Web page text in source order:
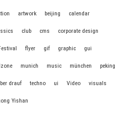
artwork beijing calendar
club cms corporate design
flyer gif graphic gui
munich music münchen peking
drauf techno ui Video visuals
Yishan